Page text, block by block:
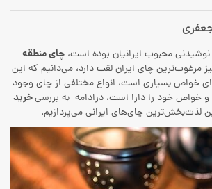
نوشیدنی محبوب ایرانیان بوده است، چای منطقه
مرغوب‌ترین چای ایران لقب دارد، می‌دانیم که این
خواص بسیاری است، انواع مختلفی از چای وجود
خواص خود را دارا است، درادامه به بررسیخرید
لذت‌بخش‌ترین چای‌های ایرانی می‌پردازیم.